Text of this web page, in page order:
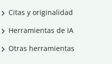
Citas y originalidad
Herramientas de IA
Otras herramientas